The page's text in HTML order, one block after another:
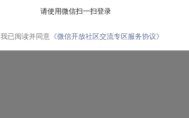
请使用微信扫一扫登录
我已阅读并同意 《微信开放社区交流专区服务协议》